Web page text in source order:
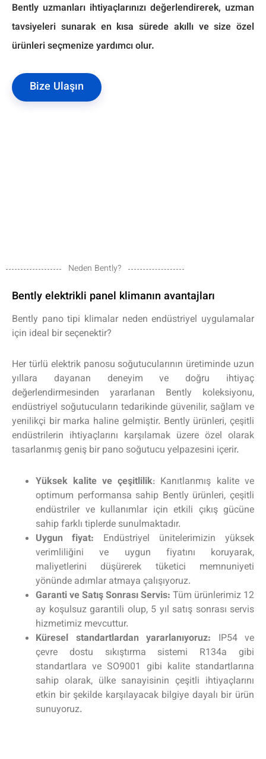
Bently uzmanları ihtiyaçlarınızı değerlendirerek, uzman
tavsiyeleri sunarak en kısa sürede akıllı ve size özel
ürünleri seçmenize yardımcı olur.
Bize Ulaşın
Neden Bently?
Bently elektrikli panel klimanın avantajları
Bently pano tipi klimalar neden endüstriyel uygulamalar
için ideal bir seçenektir?
Her türlü elektrik panosu soğutucularının üretiminde uzun
yıllara dayanan deneyim ve doğru ihtiyaç
değerlendirmesinden yararlanan Bently koleksiyonu,
endüstriyel soğutucuların tedarikinde güvenilir, sağlam ve
yenilikçi bir marka haline gelmiştir. Bently ürünleri, çeşitli
endüstrilerin ihtiyaçlarını karşılamak üzere özel olarak
tasarlanmış geniş bir pano soğutucu yelpazesini içerir.
Yüksek kalite ve çeşitlilik: Kanıtlanmış kalite ve
optimum performansa sahip Bently ürünleri, çeşitli
endüstriler ve kullanımlar için etkili çıkış gücüne
sahip farklı tiplerde sunulmaktadır.
Uygun fiyat: Endüstriyel ünitelerimizin yüksek
verimliliğini ve uygun fiyatını koruyarak,
maliyetlerini düşürerek tüketici memnuniyeti
yönünde adımlar atmaya çalışıyoruz.
Garanti ve Satış Sonrası Servis: Tüm ürünlerimiz 12
ay koşulsuz garantili olup, 5 yıl satış sonrası servis
hizmetimiz mevcuttur.
Küresel standartlardan yararlanıyoruz: IP54 ve
çevre dostu sıkıştırma sistemi R134a gibi
standartlara ve SO9001 gibi kalite standartlarına
sahip olarak, ülke sanayisinin çeşitli ihtiyaçlarını
etkin bir şekilde karşılayacak bilgiye dayalı bir ürün
sunuyoruz.